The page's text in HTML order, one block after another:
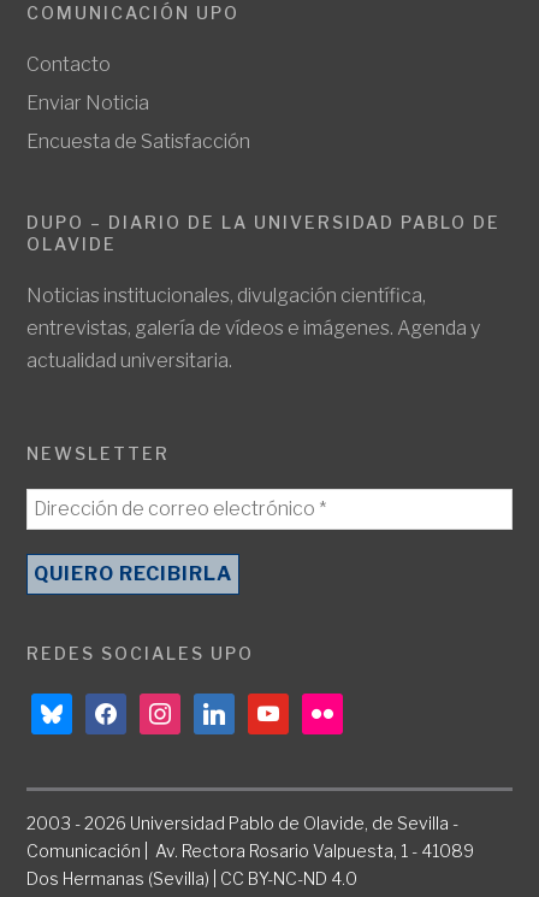
COMUNICACIÓN UPO
Contacto
Enviar Noticia
Encuesta de Satisfacción
DUPO – DIARIO DE LA UNIVERSIDAD PABLO DE
OLAVIDE
Noticias institucionales, divulgación científica,
entrevistas, galería de vídeos e imágenes. Agenda y
actualidad universitaria.
NEWSLETTER
REDES SOCIALES UPO
blueskyfacebookinstagramlinkedinyoutubeflickr
2003 - 2026 Universidad Pablo de Olavide, de Sevilla -
Comunicación | Av. Rectora Rosario Valpuesta, 1 - 41089
Dos Hermanas (Sevilla) | CC BY-NC-ND 4.0